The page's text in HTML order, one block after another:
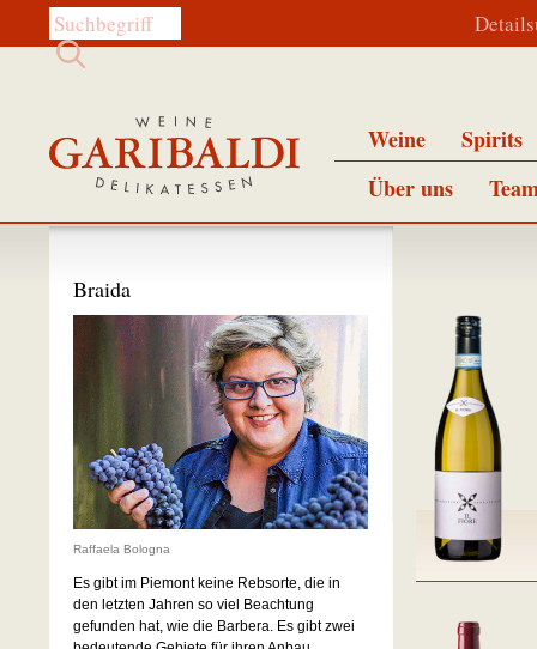
Diese Website durchsuchen:
Weine
Spirits
Über uns
Braida
Raffaela Bologna
Es gibt im Piemont keine Rebsorte, die in
den letzten Jahren so viel Beachtung
gefunden hat, wie die Barbera. Es gibt zwei